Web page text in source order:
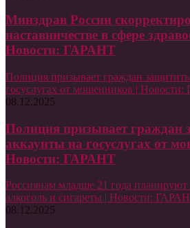
Минздрав России
наставничестве в сфере
Новости: ГАРАНТ
Полиция призывает граждан
госуслугах от мошенников |
08.12.2025
Полиция призывает граждан
аккаунты на госуслугах от
Новости: ГАРАНТ
Россиянам младше 21 года планируют
алкоголь и сигареты | Новости:
08.12.2025